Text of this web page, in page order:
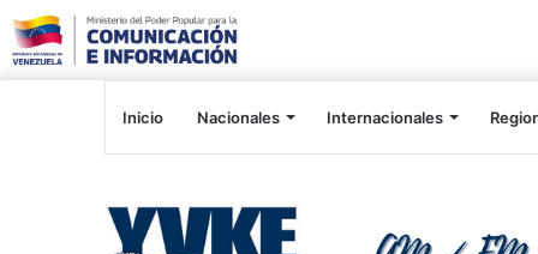
Inicio Nacionales Internacionales